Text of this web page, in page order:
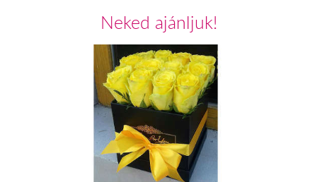
Neked ajánljuk!